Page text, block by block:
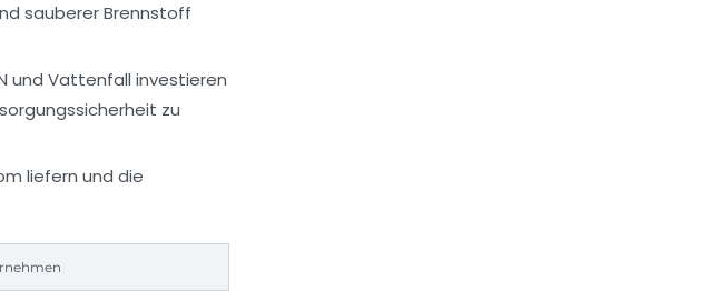
sauberer Brennstoff
und Vattenfall investieren
zu
liefern und die